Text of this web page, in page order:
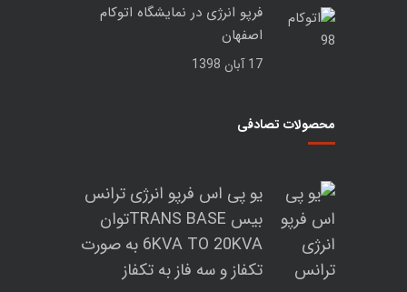
فرپو انرژی در نمایشگاه اتوکام
اصفهان
17 آبان 1398
محصولات تصادفی
یو پی اس فرپو انرژی ترانس
بیس TRANS BASEتوان
6KVA TO 20KVA به صورت
تکفاز و سه فاز به تکفاز